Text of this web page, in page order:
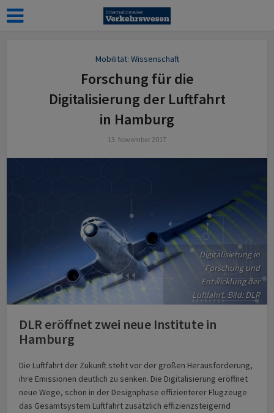
Mobilität: Wissenschaft
Forschung für die
Digitalisierung der Luftfahrt
in Hamburg
13. November 2017
Digitalisierung in
Forschung und
Entwicklung der
Luftfahrt. Bild: DLR
DLR eröffnet zwei neue Institute in
Hamburg
Die Luftfahrt der Zukunft steht vor der großen Herausforderung,
ihre Emissionen deutlich zu senken. Die Digitalisierung eröffnet
neue Wege, schon in der Designphase effizienterer Flugzeuge
das Gesamtsystem Luftfahrt zusätzlich effizienzsteigernd